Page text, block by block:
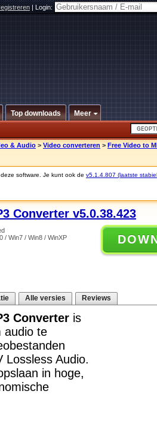
|Login:
Top downloads Meer
& Audio > Video converteren > Free Video to
software. Je kunt ook de v5.1.4.807 (laatste
Converter v5.0.38.423
/ Win7 / Win8 / WinXP
Alle versies Reviews
Converter is
audio te
Lossless Audio.
in hoge,